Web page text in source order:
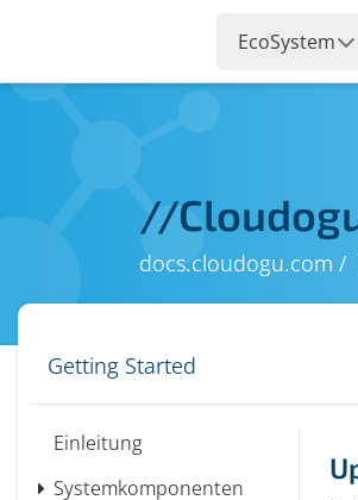
//
docs.cloudogu.com
Getting Started
Einleitung
Systemkomponenten